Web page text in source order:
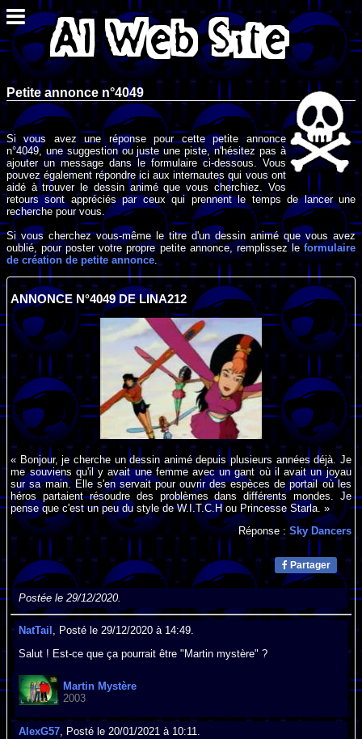
Petite annonce n°4049
Si vous avez une réponse pour cette petite annonce
n°4049, une suggestion ou juste une piste, n'hésitez pas à
ajouter un message dans le formulaire ci-dessous. Vous
pouvez également répondre ici aux internautes qui vous ont
aidé à trouver le dessin animé que vous cherchiez. Vos
retours sont appréciés par ceux qui prennent le temps de lancer une
recherche pour vous.
Si vous cherchez vous-même le titre d'un dessin animé que vous avez
oublié, pour poster votre propre petite annonce, remplissez leformulaire
de création de petite annonce .
ANNONCE N°4049 DE LINA212
« Bonjour, je cherche un dessin animé depuis plusieurs années déjà. Je
me souviens qu'il y avait une femme avec un gant où il avait un joyau
sur sa main. Elle s'en servait pour ouvrir des espèces de portail où les
héros partaient résoudre des problèmes dans différents mondes. Je
pense que c'est un peu du style de W.I.T.C.H ou Princesse Starla. »
Réponse : Sky Dancers
Partager
Postée le 29/12/2020.
NatTail , Posté le 29/12/2020 à 14:49.
Salut ! Est-ce que ça pourrait être "Martin mystère" ?
Martin Mystère
2003
AlexG57, Posté le 20/01/2021 à 10:11.